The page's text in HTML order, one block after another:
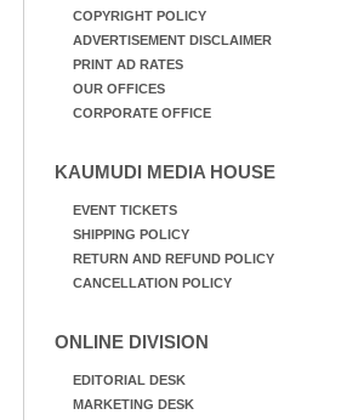
COPYRIGHT POLICY
ADVERTISEMENT DISCLAIMER
PRINT AD RATES
OUR OFFICES
CORPORATE OFFICE
KAUMUDI MEDIA HOUSE
EVENT TICKETS
SHIPPING POLICY
RETURN AND REFUND POLICY
CANCELLATION POLICY
ONLINE DIVISION
EDITORIAL DESK
MARKETING DESK